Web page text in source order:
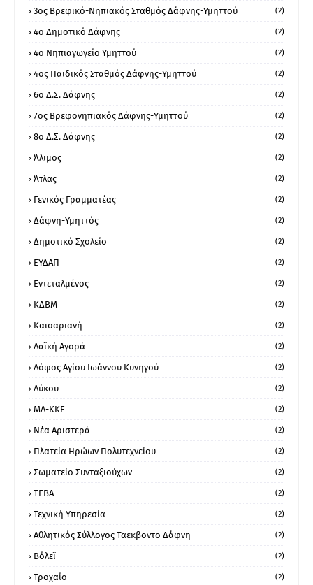
3ος Βρεφικό-Νηπιακός Σταθμός Δάφνης-Υμηττού (2)
4ο Δημοτικό Δάφνης (2)
4ο Νηπιαγωγείο Υμηττού (2)
4ος Παιδικός Σταθμός Δάφνης-Υμηττού (2)
6ο Δ.Σ. Δάφνης (2)
7ος Βρεφονηπιακός Δάφνης-Υμηττού (2)
8ο Δ.Σ. Δάφνης (2)
Άλιμος (2)
Άτλας (2)
Γενικός Γραμματέας (2)
Δάφνη-Υμηττός (2)
Δημοτικό Σχολείο (2)
ΕΥΔΑΠ (2)
Εντεταλμένος (2)
ΚΔΒΜ (2)
Καισαριανή (2)
Λαϊκή Αγορά (2)
Λόφος Αγίου Ιωάννου Κυνηγού (2)
Λύκου (2)
ΜΛ-ΚΚΕ (2)
Νέα Αριστερά (2)
Πλατεία Ηρώων Πολυτεχνείου (2)
Σωματείο Συνταξιούχων (2)
ΤΕΒΑ (2)
Τεχνική Υπηρεσία (2)
Αθλητικός Σύλλογος Ταεκβοντο Δάφνη (2)
Βόλεϊ (2)
Τροχαίο (2)